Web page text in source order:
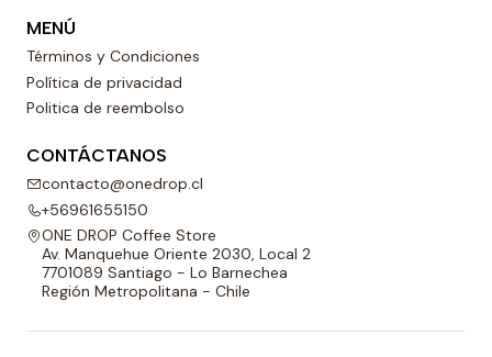
MENÚ
Términos y Condiciones
Política de privacidad
Politica de reembolso
CONTÁCTANOS
contacto@onedrop.cl
+56961655150
ONE DROP Coffee Store
Av. Manquehue Oriente 2030, Local 2
7701089 Santiago - Lo Barnechea
Región Metropolitana - Chile